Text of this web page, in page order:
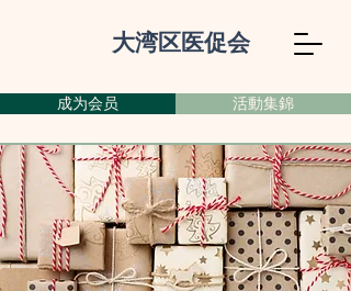
大湾区医促会
成为会员 活動集錦